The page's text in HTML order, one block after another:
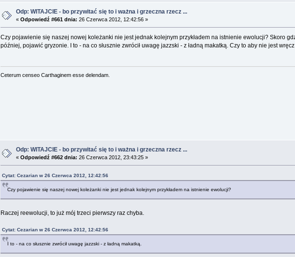
Odp: WITAJCIE - bo przywitać się to i ważna i grzeczna rzecz ...
«Odpowiedź #661 dnia: 26 Czerwca 2012, 12:42:56 »
Czy pojawienie się naszej nowej koleżanki nie jest jednak kolejnym przykładem na istnienie ewolucji? Skoro
później, pojawić gryzonie. I to - na co słusznie zwrócił uwagę jazzski - z ładną makatką. Czy to aby nie jest
Ceterum censeo Carthaginem esse delendam.
Odp: WITAJCIE - bo przywitać się to i ważna i grzeczna rzecz ...
«Odpowiedź #662 dnia: 26 Czerwca 2012, 23:43:25 »
Cytat: Cezarian w 26 Czerwca 2012, 12:42:56
Czy pojawienie się naszej nowej koleżanki nie jest jednak kolejnym przykładem na istnienie ewolucji?
Raczej reewolucji, to już mój trzeci pierwszy raz chyba.
Cytat: Cezarian w 26 Czerwca 2012, 12:42:56
I to - na co słusznie zwrócił uwagę jazzski - z ładną makatką.